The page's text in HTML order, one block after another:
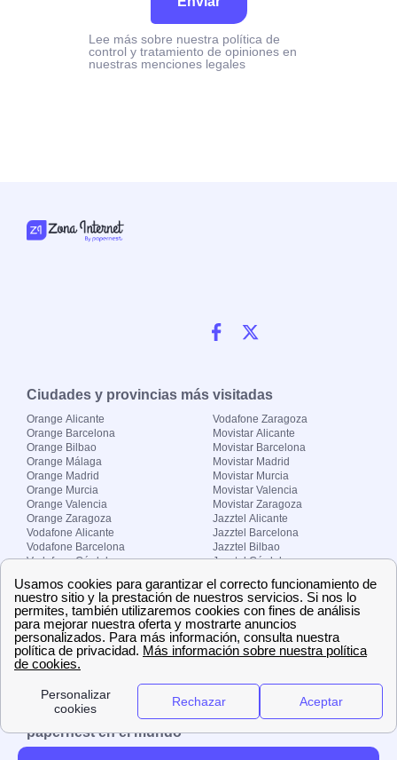
Lee más sobre nuestra política de
control y tratamiento de opiniones en
nuestras menciones legales
Ciudades y provincias más visitadas
Orange Alicante
Orange Barcelona
Orange Bilbao
Orange Málaga
Orange Madrid
Orange Murcia
Orange Valencia
Orange Zaragoza
Vodafone Alicante
Vodafone Barcelona
Vodafone Córdoba
Vodafone Madrid
Vodafone Murcia
Vodafone Valencia
Vodafone Zaragoza
Movistar Alicante
Movistar Barcelona
Movistar Madrid
Movistar Murcia
Movistar Valencia
Movistar Zaragoza
Jazztel Alicante
Jazztel Barcelona
Jazztel Bilbao
Jazztel Córdoba
Jazztel Málaga
Jazztel Valencia
Jazztel Zaragoza
Sobre Zona-internet.com
¿Quiénes somos?
El grupo papernest
Aviso legal Nuestras ofertas de trabajo
papernest en el mundo